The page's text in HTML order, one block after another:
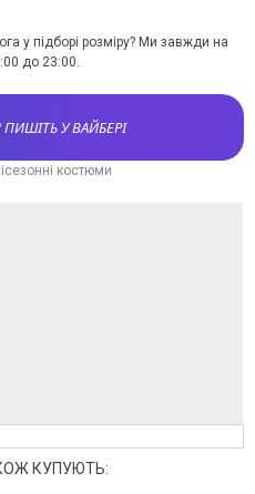
у підборі розміру? Ми завжди на
до 23:00.
У ВАЙБЕРІ
костюми
КУПУЮТЬ: